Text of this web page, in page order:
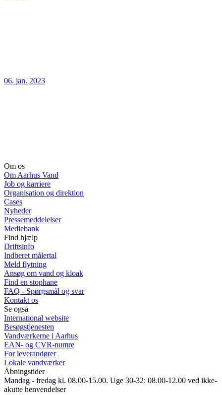
06. jan. 2023
Om os
Om Aarhus Vand
Job og karriere
Organisation og direktion
Cases
Nyheder
Pressemeddelelser
Mediebank
Find hjælp
Driftsinfo
Indberet målertal
Meld flytning
Ansøg om vand og kloak
Find en stophane
FAQ - Spørgsmål og svar
Kontakt os
Se også
International website
Besøgstjenesten
Vandværkerne i Aarhus
EAN- og CVR-numre
For leverandører
Lokale vandværker
Åbningstider
Mandag - fredag kl. 08.00-15.00. Uge 30-32: 08.00-12.00 ved ikke-
akutte henvendelser